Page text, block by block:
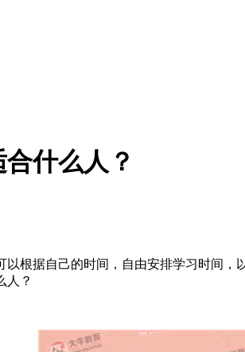
什么人？
根据自己的时间，自由安排学习时间
人？